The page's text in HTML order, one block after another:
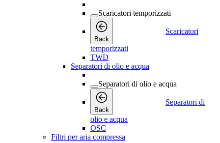
Scaricatori temporizzati
Back
Scaricatori
temporizzati
TWD
Separatori di olio e acqua
Separatori di olio e acqua
Back
Separatori di
olio e acqua
OSC
Filtri per aria compressa